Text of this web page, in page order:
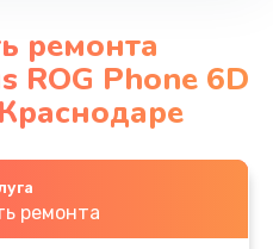
ремонта
ROG Phone 6D
ремонта